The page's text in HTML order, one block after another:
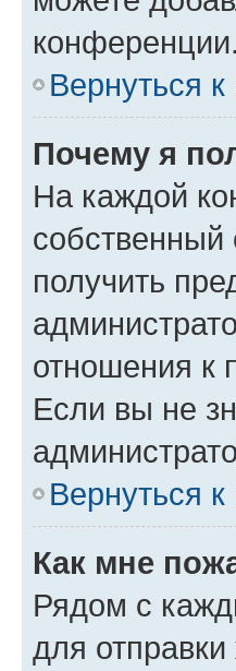
конференции.
Вернуться к
Почему я
На каждой
получить
отношения к
Если вы не
Вернуться к
Как мне
Рядом с
для